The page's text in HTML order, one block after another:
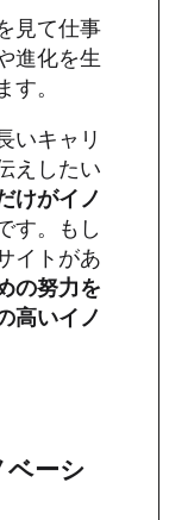
見て仕事
進化を生
。
いキャリ
えしたい
けがイノ
す。もし
イトがあ
の努力を
高いイノ
ーシ